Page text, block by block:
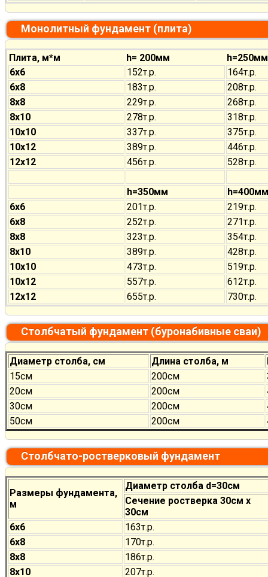
Монолитный фундамент (плита)
Плита, м*м h= 200мм
h=250мм
6х6
152т.р.
164т.р.
6х8
183т.р.
208т.р.
8х8
229т.р.
268т.р.
8х10
278т.р.
318т.р.
10х10
337т.р.
375т.р.
10х12
389т.р.
446т.р.
12х12
456т.р. 528т.р.
h=350мм
h=400мм
6х6
201т.р.
219т.р.
6х8
252т.р.
271т.р.
8х8
323т.р.
354т.р.
8х10
389т.р.
428т.р.
10х10
473т.р.
519т.р.
10х12
557т.р.
612т.р.
12х12
655т.р. 730т.р.
Столбчатый фундамент (буронабивные сваи)
Диаметр столба, см Длина столба, м
15см
200см
20см
200см
30см
200см
50см
200см
Столбчато-ростверковый фундамент
Размеры фундамента,
м
Диаметр столба d=30см
Сечение ростверка 30см х
30см
6х6
163т.р.
6х8
170т.р.
8х8
186т.р.
8х10
207т.р.